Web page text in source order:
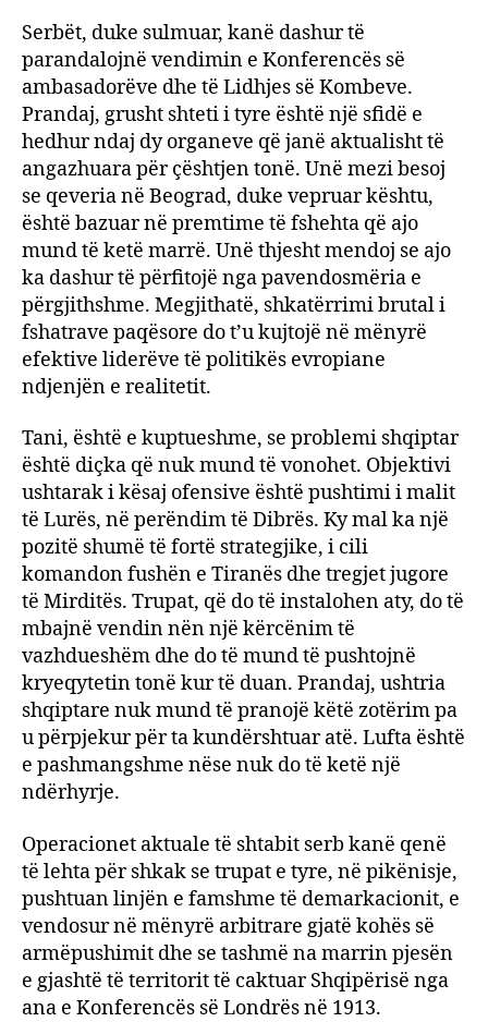
Serbët, duke sulmuar, kanë dashur të
parandalojnë vendimin e Konferencës së
ambasadorëve dhe të Lidhjes së Kombeve.
Prandaj, grusht shteti i tyre është një sfidë e
hedhur ndaj dy organeve që janë aktualisht të
angazhuara për çështjen tonë. Unë mezi besoj
se qeveria në Beograd, duke vepruar kështu,
është bazuar në premtime të fshehta që ajo
mund të ketë marrë. Unë thjesht mendoj se ajo
ka dashur të përfitojë nga pavendosmëria e
përgjithshme. Megjithatë, shkatërrimi brutal i
fshatrave paqësore do t’u kujtojë në mënyrë
efektive liderëve të politikës evropiane
ndjenjën e realitetit.
Tani, është e kuptueshme, se problemi shqiptar
është diçka që nuk mund të vonohet. Objektivi
ushtarak i kësaj ofensive është pushtimi i malit
të Lurës, në perëndim të Dibrës. Ky mal ka një
pozitë shumë të fortë strategjike, i cili
komandon fushën e Tiranës dhe tregjet jugore
të Mirditës. Trupat, që do të instalohen aty, do të
mbajnë vendin nën një kërcënim të
vazhdueshëm dhe do të mund të pushtojnë
kryeqytetin tonë kur të duan. Prandaj, ushtria
shqiptare nuk mund të pranojë këtë zotërim pa
u përpjekur për ta kundërshtuar atë. Lufta është
e pashmangshme nëse nuk do të ketë një
ndërhyrje.
Operacionet aktuale të shtabit serb kanë qenë
të lehta për shkak se trupat e tyre, në pikënisje,
pushtuan linjën e famshme të demarkacionit, e
vendosur në mënyrë arbitrare gjatë kohës së
armëpushimit dhe se tashmë na marrin pjesën
e gjashtë të territorit të caktuar Shqipërisë nga
ana e Konferencës së Londrës në 1913.